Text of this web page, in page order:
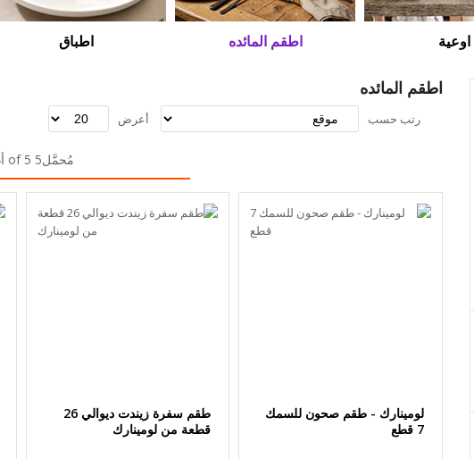
اوعية اطقم المائده اطباق
اطقم المائده
رتب حسب أعرض
مُحمَّل5 of 5 أغراض
لومينارك - طقم صحون للسمك
7 قطع
طقم سفرة زيندت ديوالي 26
قطعة من لومينارك